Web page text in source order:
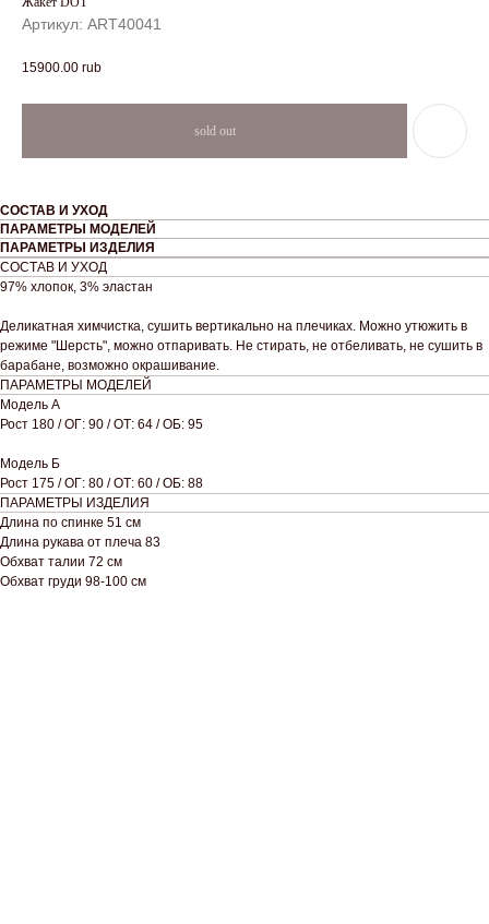
Артикул: ART40041
15900.00 rub
СОСТАВ И УХОД
ПАРАМЕТРЫ МОДЕЛЕЙ
ПАРАМЕТРЫ ИЗДЕЛИЯ
СОСТАВ И УХОД
97% хлопок, 3% эластан
Деликатная химчистка, сушить вертикально на плечиках. Можно утюжить в
режиме "Шерсть", можно отпаривать. Не стирать, не отбеливать, не сушить в
барабане, возможно окрашивание.
ПАРАМЕТРЫ МОДЕЛЕЙ
Модель А
Рост 180 / ОГ: 90 / ОТ: 64 / ОБ: 95
Модель Б
Рост 175 / ОГ: 80 / ОТ: 60 / ОБ: 88
ПАРАМЕТРЫ ИЗДЕЛИЯ
Длина по спинке 51 см
Длина рукава от плеча 83
Обхват талии 72 см
Обхват груди 98-100 см